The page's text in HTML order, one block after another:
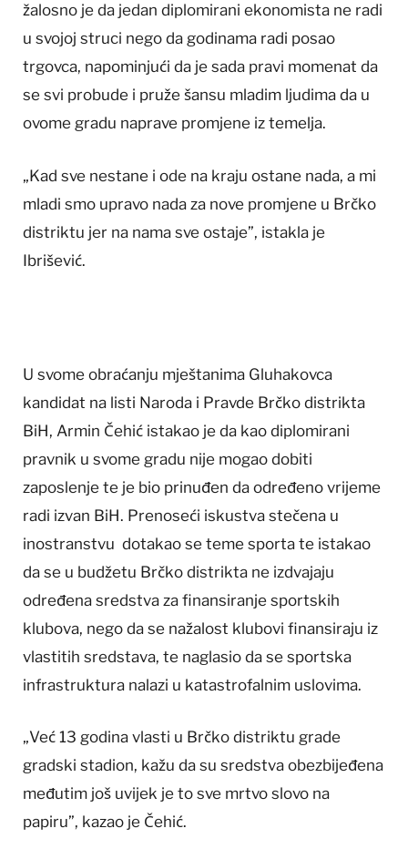
žalosno je da jedan diplomirani ekonomista ne radi
u svojoj struci nego da godinama radi posao
trgovca, napominjući da je sada pravi momenat da
se svi probude i pruže šansu mladim ljudima da u
ovome gradu naprave promjene iz temelja.
„Kad sve nestane i ode na kraju ostane nada, a mi
mladi smo upravo nada za nove promjene u Brčko
distriktu jer na nama sve ostaje”, istakla je
Ibrišević.
U svome obraćanju mještanima Gluhakovca
kandidat na listi Naroda i Pravde Brčko distrikta
BiH, Armin Čehić istakao je da kao diplomirani
pravnik u svome gradu nije mogao dobiti
zaposlenje te je bio prinuđen da određeno vrijeme
radi izvan BiH. Prenoseći iskustva stečena u
inostranstvu dotakao se teme sporta te istakao
da se u budžetu Brčko distrikta ne izdvajaju
određena sredstva za finansiranje sportskih
klubova, nego da se nažalost klubovi finansiraju iz
vlastitih sredstava, te naglasio da se sportska
infrastruktura nalazi u katastrofalnim uslovima.
„Već 13 godina vlasti u Brčko distriktu grade
gradski stadion, kažu da su sredstva obezbijeđena
međutim još uvijek je to sve mrtvo slovo na
papiru”, kazao je Čehić.